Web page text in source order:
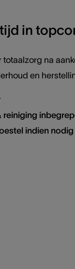
in
na
en
reiniging
indien nodig